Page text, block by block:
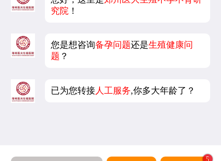
究院 ！
您是想咨询备孕问题还是生殖健康问
题 ？
已为您转接 人工服务,你多大年龄了？